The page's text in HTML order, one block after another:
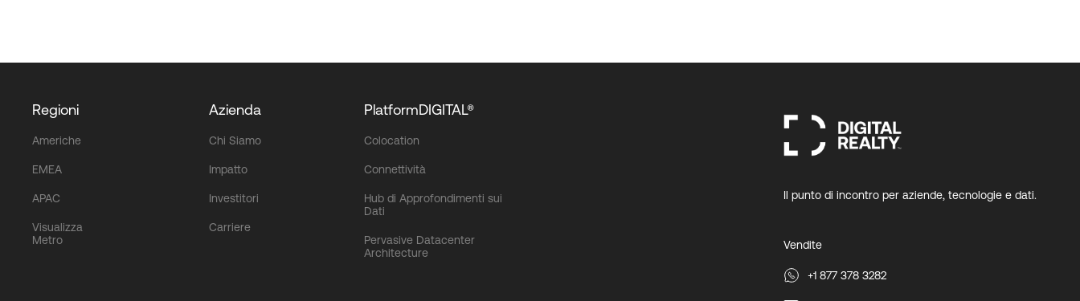
Regioni
Americhe
EMEA
APAC
Visualizza
Metro
Azienda
Chi Siamo
Impatto
Investitori
Carriere
PlatformDIGITAL®
Colocation
Connettività
Hub di Approfondimenti sui
Dati
Pervasive Datacenter
Architecture
Il punto di incontro per aziende, tecnologie e dati.
Vendite
+1 877 378 3282